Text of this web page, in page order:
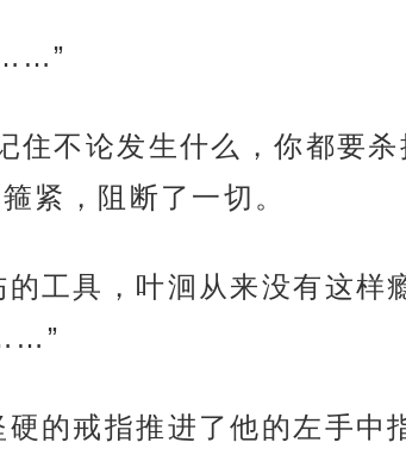
住不论发生什么，你都要
紧，阻断了一切。
工具，叶洄从来没有这样
的戒指推进了他的左手中